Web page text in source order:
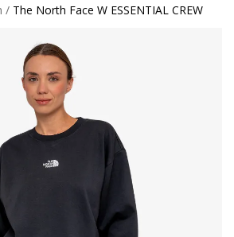
The North Face W ESSENTIAL CREW